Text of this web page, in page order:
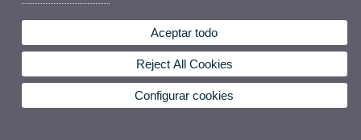
Aceptar todo
Reject All Cookies
Configurar cookies